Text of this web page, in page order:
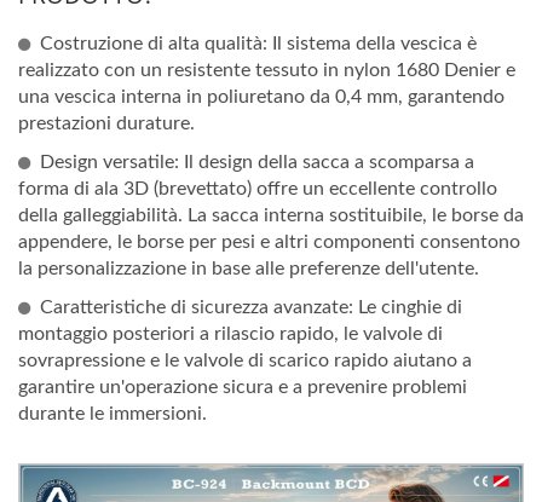
Costruzione di alta qualità: Il sistema della vescica è
realizzato con un resistente tessuto in nylon 1680 Denier e
una vescica interna in poliuretano da 0,4 mm, garantendo
prestazioni durature.
Design versatile: Il design della sacca a scomparsa a
forma di ala 3D (brevettato) offre un eccellente controllo
della galleggiabilità. La sacca interna sostituibile, le borse da
appendere, le borse per pesi e altri componenti consentono
la personalizzazione in base alle preferenze dell'utente.
Caratteristiche di sicurezza avanzate: Le cinghie di
montaggio posteriori a rilascio rapido, le valvole di
sovrapressione e le valvole di scarico rapido aiutano a
garantire un'operazione sicura e a prevenire problemi
durante le immersioni.